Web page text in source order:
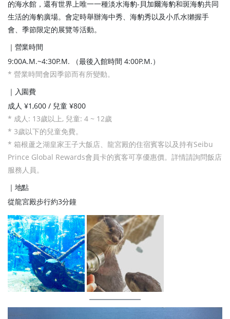
的海水館，還有世界上唯一一種淡水海豹-貝加爾海豹和斑海豹共同
生活的海豹廣場。會定時舉辦海中秀、海豹秀以及小爪水獺握手
會、季節限定的展覽等活動。
｜營業時間
9:00A.M.~4:30P.M. （最後入館時間 4:00P.M.）
* 營業時間會因季節而有所變動。
｜入園費
成人 ¥1,600 / 兒童 ¥800
* 成人: 13歲以上, 兒童: 4 ~ 12歲
* 3歲以下的兒童免費。
* 箱根蘆之湖皇家王子大飯店、龍宮殿的住宿賓客以及持有Seibu
Prince Global Rewards會員卡的賓客可享優惠價。詳情請詢問飯店
服務人員。
｜地點
從龍宮殿步行約3分鐘